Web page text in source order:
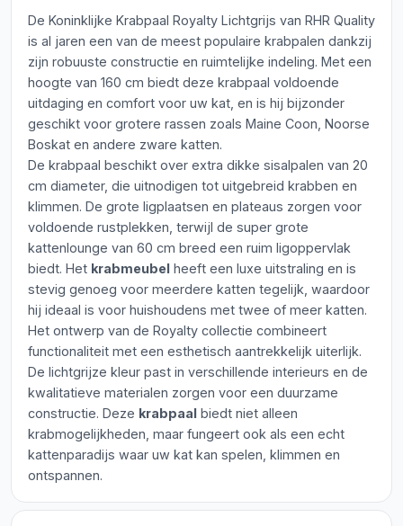
De Koninklijke Krabpaal Royalty Lichtgrijs van RHR Quality
is al jaren een van de meest populaire krabpalen dankzij
zijn robuuste constructie en ruimtelijke indeling. Met een
hoogte van 160 cm biedt deze krabpaal voldoende
uitdaging en comfort voor uw kat, en is hij bijzonder
geschikt voor grotere rassen zoals Maine Coon, Noorse
Boskat en andere zware katten.
De krabpaal beschikt over extra dikke sisalpalen van 20
cm diameter, die uitnodigen tot uitgebreid krabben en
klimmen. De grote ligplaatsen en plateaus zorgen voor
voldoende rustplekken, terwijl de super grote
kattenlounge van 60 cm breed een ruim ligoppervlak
biedt. Het krabmeubel heeft een luxe uitstraling en is
stevig genoeg voor meerdere katten tegelijk, waardoor
hij ideaal is voor huishoudens met twee of meer katten.
Het ontwerp van de Royalty collectie combineert
functionaliteit met een esthetisch aantrekkelijk uiterlijk.
De lichtgrijze kleur past in verschillende interieurs en de
kwalitatieve materialen zorgen voor een duurzame
constructie. Deze krabpaal biedt niet alleen
krabmogelijkheden, maar fungeert ook als een echt
kattenparadijs waar uw kat kan spelen, klimmen en
ontspannen.